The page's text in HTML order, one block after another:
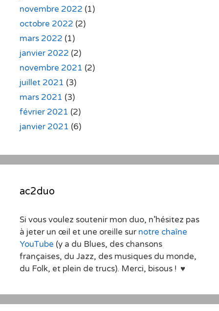
novembre 2022 (1)
octobre 2022 (2)
mars 2022 (1)
janvier 2022 (2)
novembre 2021 (2)
juillet 2021 (3)
mars 2021 (3)
février 2021 (2)
janvier 2021 (6)
ac2duo
Si vous voulez soutenir mon duo, n’hésitez pas
à jeter un œil et une oreille sur notre chaîne
YouTube (y a du Blues, des chansons
françaises, du Jazz, des musiques du monde,
du Folk, et plein de trucs). Merci, bisous ! ♥